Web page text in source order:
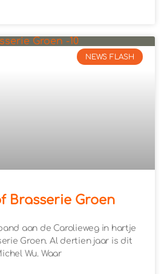
NEWS FLASH
Brasserie Groen
aan de Carolieweg in hartje
Groen. Al dertien jaar is dit
Wu. Waar